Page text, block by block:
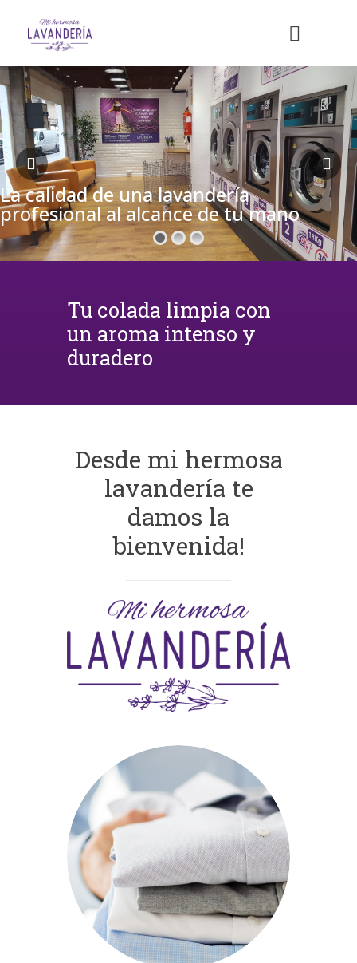
La calidad de una lavandería
profesional al alcance de tu mano
Tu colada limpia con
un aroma intenso y
duradero
Desde mi hermosa
lavandería te
damos la
bienvenida!